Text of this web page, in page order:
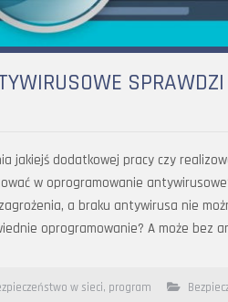
jakiejś dodatkowej pracy czy
w oprogramowanie
a braku antywirusa nie
oprogramowanie? A może bez
w sieci, program